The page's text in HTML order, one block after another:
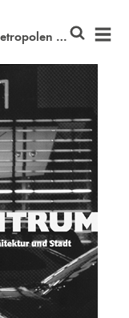
» Zeitschrift / Instant City - Metropolen des flüchtigen Augenblicks